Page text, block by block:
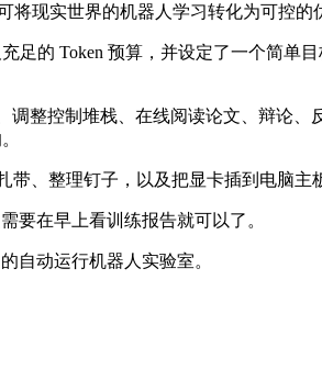
现实世界的机器人学习转化为可控的
足的 Token 预算，并设定了一个简
整控制堆栈、在线阅读论文、辩论
、整理钉子，以及把显卡插到电脑主
要在早上看训练报告就可以了。
自动运行机器人实验室。